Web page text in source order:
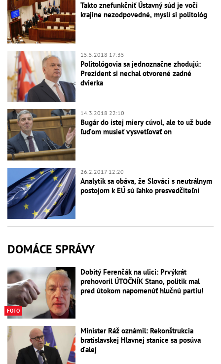
Takto znefunkčniť Ústavný súd je voči
krajine nezodpovedné, myslí si politológ
15.5.2018 17:35
Politológovia sa jednoznačne zhodujú:
Prezident si nechal otvorené zadné
dvierka
14.3.2018 22:10
Bugár do istej miery cúvol, ale to už bude
ľuďom musieť vysvetľovať on
26.2.2017 12:20
Analytik sa obáva, že Slováci s neutrálnym
postojom k EÚ sú ľahko presvedčiteľní
DOMÁCE SPRÁVY
FOTO
Dobitý Ferenčák na ulici: Prvýkrát
prehovoril ÚTOČNÍK Stano, politik mal
pred útokom napomenúť hlučnú partiu!
Minister Ráž oznámil: Rekonštrukcia
bratislavskej Hlavnej stanice sa posúva
ďalej